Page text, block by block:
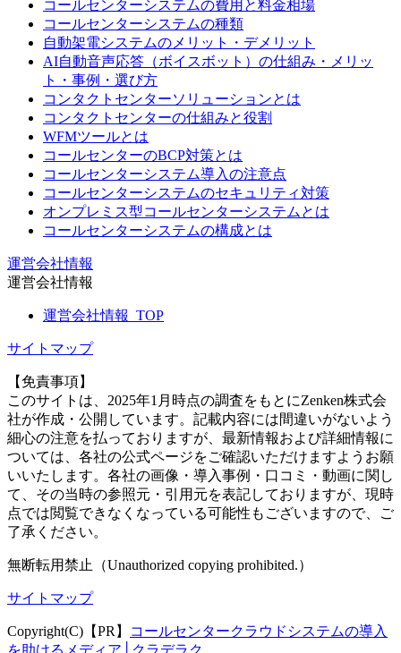
コールセンターシステムの費用と料金相場
コールセンターシステムの種類
自動架電システムのメリット・デメリット
AI自動音声応答（ボイスボット）の仕組み・メリッ
ト・事例・選び方
コンタクトセンターソリューションとは
コンタクトセンターの仕組みと役割
WFMツールとは
コールセンターのBCP対策とは
コールセンターシステム導入の注意点
コールセンターシステムのセキュリティ対策
オンプレミス型コールセンターシステムとは
コールセンターシステムの構成とは
運営会社情報
運営会社情報
運営会社情報_TOP
サイトマップ
【免責事項】
このサイトは、2025年1月時点の調査をもとにZenken株式会
社が作成・公開しています。記載内容には間違いがないよう
細心の注意を払っておりますが、最新情報および詳細情報に
ついては、各社の公式ページをご確認いただけますようお願
いいたします。各社の画像・導入事例・口コミ・動画に関し
て、その当時の参照元・引用元を表記しておりますが、現時
点では閲覧できなくなっている可能性もございますので、ご
了承ください。
無断転用禁止（Unauthorized copying prohibited.）
サイトマップ
Copyright(C)【PR】
コールセンタークラウドシステムの導入